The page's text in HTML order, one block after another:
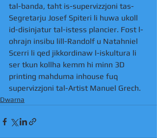
tal-banda, taht is-supervizzjoni tas-
Segretarju Josef Spiteri li huwa ukoll
id-disinjatur tal-istess plancier. Fost l-
ohrajn insibu lill-Randolf u Natahniel
Scerri li qed jikkordinaw l-iskultura li
ser tkun kollha kemm hi minn 3D
printing mahduma inhouse fuq
supervizzjoni tal-Artist Manuel Grech.
Dwarna